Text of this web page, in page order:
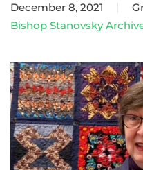
December 8, 2021
Bishop Stanovsky